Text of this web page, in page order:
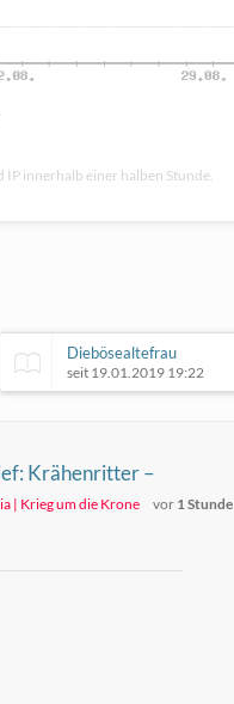
innerhalb einer halben Stunde.
Diebösealtefrau
seit 19.01.2019 19:22
Krähenritter –
Optik und aktueller
| Krieg um die Krone vor 1 Stunde